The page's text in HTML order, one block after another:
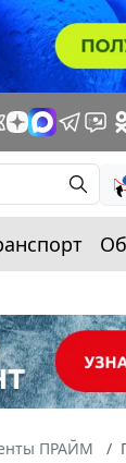
ПРАЙМ